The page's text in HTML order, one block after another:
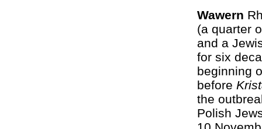
Wawern
(a quarter
and a
for six
beginning
before
the
Polish